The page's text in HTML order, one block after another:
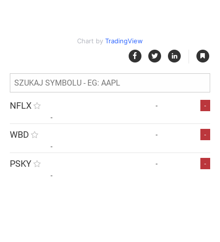
Chart by TradingView
|
NFLX - -
-
WBD - -
-
PSKY - -
-